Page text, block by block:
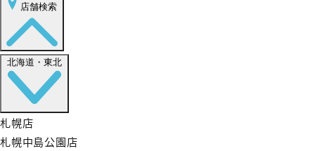
店舗検索
北海道・東北
札幌店
札幌中島公園店